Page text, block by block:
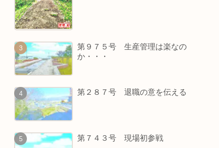
第９７５号 生産管理は楽なの
か・・・
第２８７号 退職の意を伝える
第７４３号 現場初参戦